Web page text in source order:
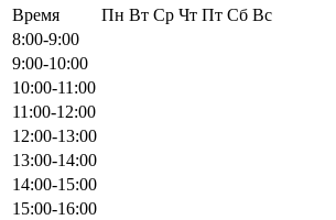
Время Пн Вт Ср Чт Пт Сб Вс
8:00-9:00
9:00-10:00
10:00-11:00
11:00-12:00
12:00-13:00
13:00-14:00
14:00-15:00
15:00-16:00